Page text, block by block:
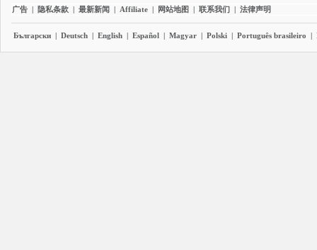
广告 | 隐私条款 | 最新新闻 | Affiliate | 网站地图 | 联系我们 | 法律声明
Български | Deutsch | English | Español | Magyar | Polski | Português brasileiro |